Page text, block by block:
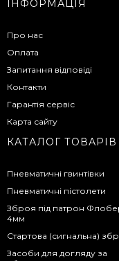
ІНФОРМАЦІЯ
Про нас
Оплата
Запитання відповіді
Контакти
Гарантія сервіс
Карта сайту
КАТАЛОГ ТОВАРІВ
Пневматичні гвинтівки
Пневматичні пістолети
Зброя під патрон
4мм
Стартова (сигнальна)
Засоби для догляду за